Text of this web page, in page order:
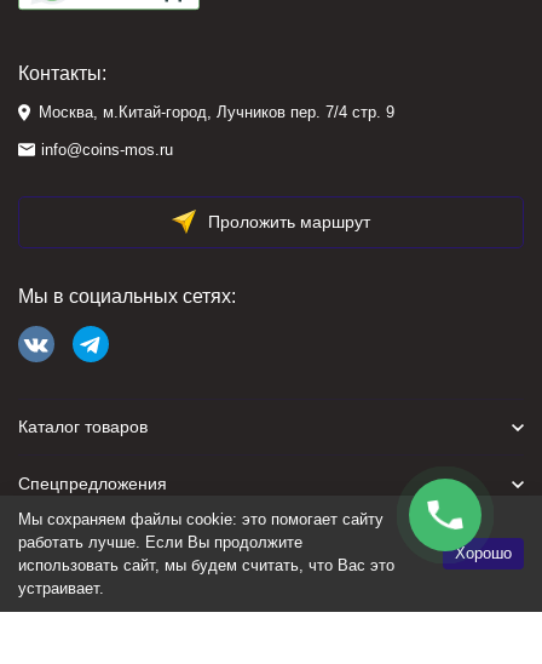
Контакты:
Москва, м.Китай-город, Лучников пер. 7/4 стр. 9
info@coins-mos.ru
Проложить маршрут
Мы в социальных сетях:
Каталог товаров
Спецпредложения
Для покупателя
Политика персональных данных
Мы сохраняем файлы cookie: это помогает сайту
работать лучше. Если Вы продолжите
использовать сайт, мы будем считать, что Вас это
устраивает.
Хорошо